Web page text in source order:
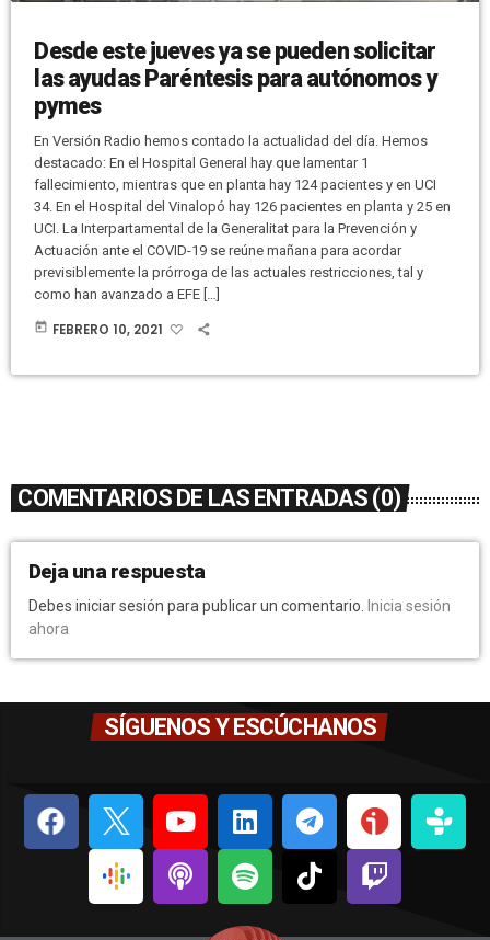
Desde este jueves ya se pueden solicitar
las ayudas Paréntesis para autónomos y
pymes
En Versión Radio hemos contado la actualidad del día. Hemos
destacado: En el Hospital General hay que lamentar 1
fallecimiento, mientras que en planta hay 124 pacientes y en UCI
34. En el Hospital del Vinalopó hay 126 pacientes en planta y 25 en
UCI. La Interpartamental de la Generalitat para la Prevención y
Actuación ante el COVID-19 se reúne mañana para acordar
previsiblemente la prórroga de las actuales restricciones, tal y
como han avanzado a EFE […]
today FEBRERO 10, 2021
COMENTARIOS DE LAS ENTRADAS (0)
Deja una respuesta
Debes iniciar sesión para publicar un comentario.
Inicia sesión
ahora
SÍGUENOS Y ESCÚCHANOS